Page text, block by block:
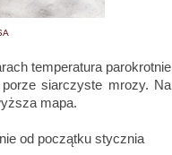
temperatura parokrotnie
siarczyste mrozy. Na
mapa.
od początku stycznia